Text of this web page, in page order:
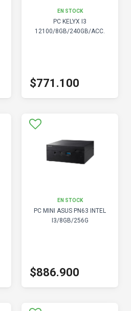
EN STOCK
PC KELYX I3
12100/8GB/240GB/ACC.
$771.100
EN STOCK
PC MINI ASUS PN63 INTEL
I3/8GB/256G
$886.900